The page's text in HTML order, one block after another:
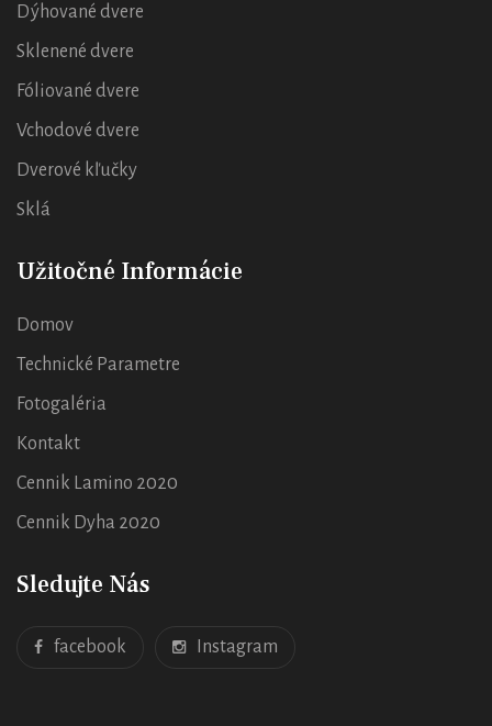
Dýhované dvere
Sklenené dvere
Fóliované dvere
Vchodové dvere
Dverové kľučky
Sklá
Užitočné Informácie
Domov
Technické Parametre
Fotogaléria
Kontakt
Cennik Lamino 2020
Cennik Dyha 2020
Sledujte Nás
facebook Instagram